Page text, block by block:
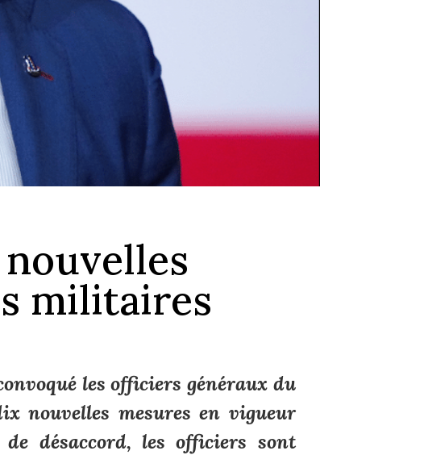
militaires
les officiers généraux du
nouvelles mesures en vigueur
désaccord, les officiers sont